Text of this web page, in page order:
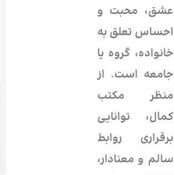
عشق، محبت و
احساس تعلق به
خانواده، گروه یا
جامعه است. از
منظر مکتب
کمال، توانایی
برقراری روابط
سالم و معنادار،